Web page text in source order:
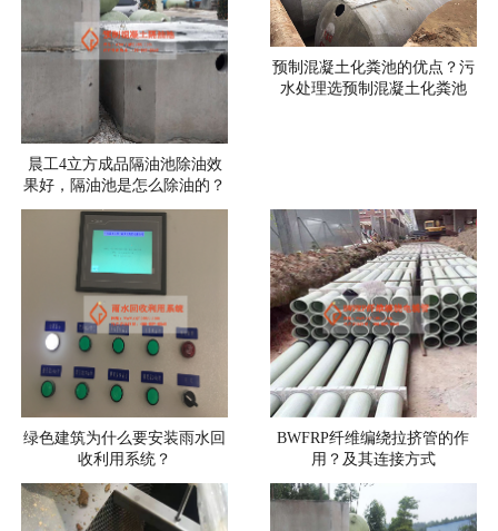
晨工4立方成品隔油池除油效
果好，隔油池是怎么除油的？
预制混凝土化粪池的优点？污
水处理选预制混凝土化粪池
绿色建筑为什么要安装雨水回
收利用系统？
BWFRP纤维编绕拉挤管的作
用？及其连接方式